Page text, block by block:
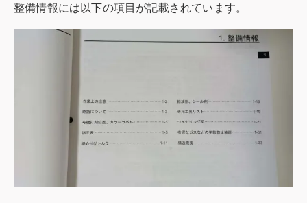
整備情報には以下の項目が記載されています。